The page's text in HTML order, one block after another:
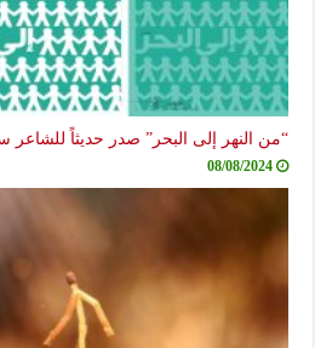
“من النهر إلى البحر” صدر حديثاً للشاعر
08/08/2024